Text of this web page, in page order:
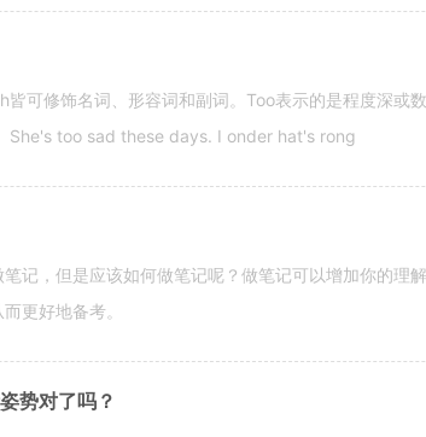
可修饰名词、形容词和副词。Too表示的是程度深或
She's too sad these days. I onder hat's rong
记，但是应该如何做笔记呢？做笔记可以增加你的理
更好地备考。
势对了吗？